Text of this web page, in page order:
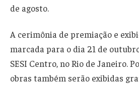
de agosto.
A cerimônia de premiação e
marcada para o dia 21 de
SESI Centro, no Rio de Janeiro.
obras também serão exibidas